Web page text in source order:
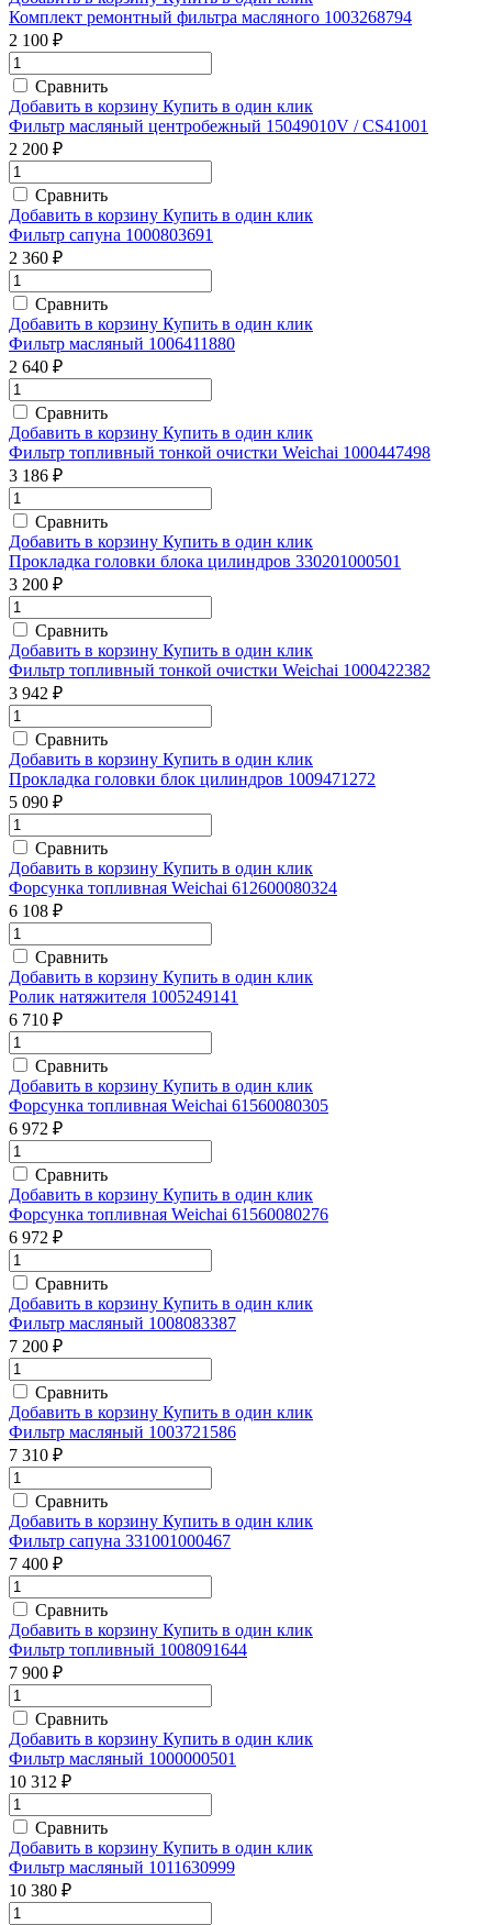
Комплект ремонтный фильтра масляного 1003268794
2 100 ₽
Сравнить
Добавить в корзину Купить в один клик
Фильтр масляный центробежный 15049010V / CS41001
2 200 ₽
Сравнить
Добавить в корзину Купить в один клик
Фильтр сапуна 1000803691
2 360 ₽
Сравнить
Добавить в корзину Купить в один клик
Фильтр масляный 1006411880
2 640 ₽
Сравнить
Добавить в корзину Купить в один клик
Фильтр топливный тонкой очистки Weichai 1000447498
3 186 ₽
Сравнить
Добавить в корзину Купить в один клик
Прокладка головки блока цилиндров 330201000501
3 200 ₽
Сравнить
Добавить в корзину Купить в один клик
Фильтр топливный тонкой очистки Weichai 1000422382
3 942 ₽
Сравнить
Добавить в корзину Купить в один клик
Прокладка головки блок цилиндров 1009471272
5 090 ₽
Сравнить
Добавить в корзину Купить в один клик
Форсунка топливная Weichai 612600080324
6 108 ₽
Сравнить
Добавить в корзину Купить в один клик
Ролик натяжителя 1005249141
6 710 ₽
Сравнить
Добавить в корзину Купить в один клик
Форсунка топливная Weichai 61560080305
6 972 ₽
Сравнить
Добавить в корзину Купить в один клик
Форсунка топливная Weichai 61560080276
6 972 ₽
Сравнить
Добавить в корзину Купить в один клик
Фильтр масляный 1008083387
7 200 ₽
Сравнить
Добавить в корзину Купить в один клик
Фильтр масляный 1003721586
7 310 ₽
Сравнить
Добавить в корзину Купить в один клик
Фильтр сапуна 331001000467
7 400 ₽
Сравнить
Добавить в корзину Купить в один клик
Фильтр топливный 1008091644
7 900 ₽
Сравнить
Добавить в корзину Купить в один клик
Фильтр масляный 1000000501
10 312 ₽
Сравнить
Добавить в корзину Купить в один клик
Фильтр масляный 1011630999
10 380 ₽